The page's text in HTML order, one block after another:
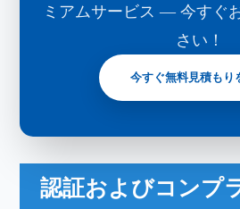
ミアムサービス ― 今すぐ
さい！
今すぐ無料見積もり
認証およびコンプ